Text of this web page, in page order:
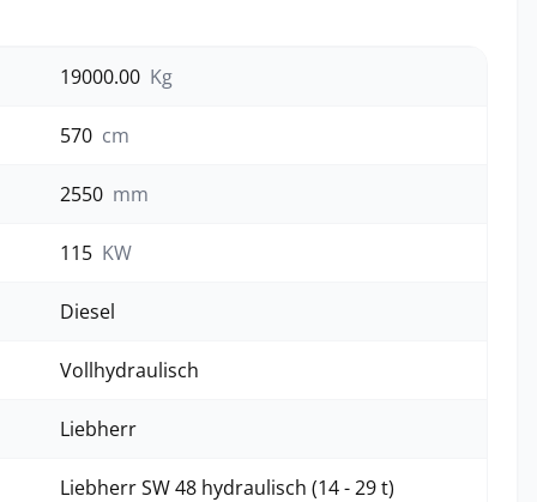
19000.00 Kg
570 cm
2550 mm
115 KW
Diesel
Vollhydraulisch
Liebherr
Liebherr SW 48 hydraulisch (14 - 29 t)